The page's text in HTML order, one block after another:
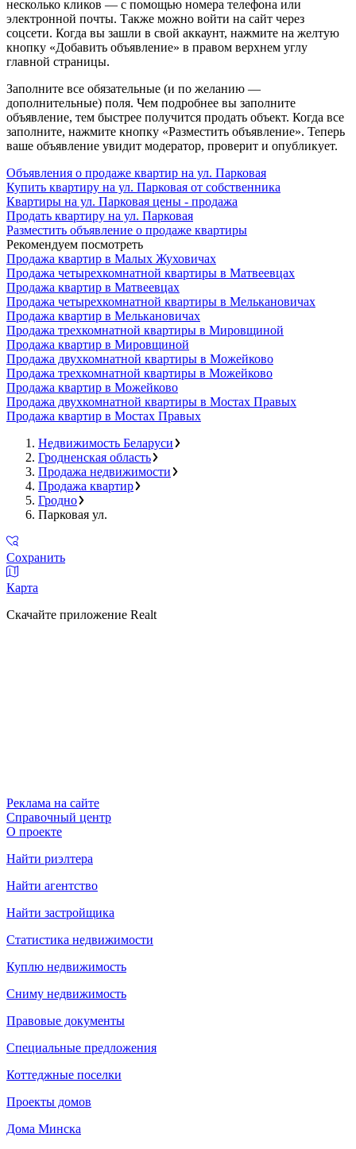
несколько кликов — с помощью номера телефона или
электронной почты. Также можно войти на сайт через
соцсети. Когда вы зашли в свой аккаунт, нажмите на желтую
кнопку «Добавить объявление» в правом верхнем углу
главной страницы.
Заполните все обязательные (и по желанию —
дополнительные) поля. Чем подробнее вы заполните
объявление, тем быстрее получится продать объект. Когда все
заполните, нажмите кнопку «Разместить объявление». Теперь
ваше объявление увидит модератор, проверит и опубликует.
Объявления о продаже квартир на ул. Парковая
Купить квартиру на ул. Парковая от собственника
Квартиры на ул. Парковая цены - продажа
Продать квартиру на ул. Парковая
Разместить объявление о продаже квартиры
Рекомендуем посмотреть
Продажа квартир в Малых Жуховичах
Продажа четырехкомнатной квартиры в Матвеевцах
Продажа квартир в Матвеевцах
Продажа четырехкомнатной квартиры в Мелькановичах
Продажа квартир в Мелькановичах
Продажа трехкомнатной квартиры в Мировщиной
Продажа квартир в Мировщиной
Продажа двухкомнатной квартиры в Можейково
Продажа трехкомнатной квартиры в Можейково
Продажа квартир в Можейково
Продажа двухкомнатной квартиры в Мостах Правых
Продажа квартир в Мостах Правых
Недвижимость Беларуси
Гродненская область
Продажа недвижимости
Продажа квартир
Гродно
Парковая ул.
Сохранить
Карта
Скачайте приложение Realt
Реклама на сайте
Справочный центр
О проекте
Найти риэлтера
Найти агентство
Найти застройщика
Статистика недвижимости
Куплю недвижимость
Сниму недвижимость
Правовые документы
Специальные предложения
Коттеджные поселки
Проекты домов
Дома Минска